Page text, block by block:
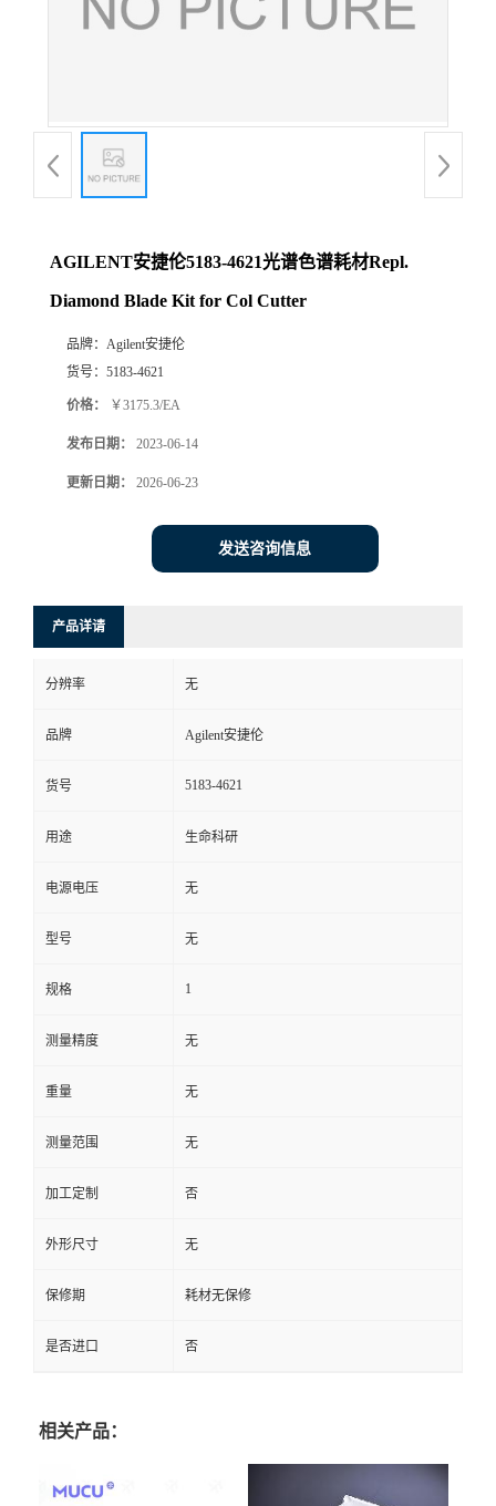
AGILENT安捷伦5183-4621光谱色谱耗材Repl.
Diamond Blade Kit for Col Cutter
品牌： Agilent安捷伦
货号： 5183-4621
价格： ￥3175.3/EA
发布日期： 2023-06-14
更新日期： 2026-06-23
发送咨询信息
产品详请
分辨率 无
品牌 Agilent安捷伦
货号 5183-4621
用途 生命科研
电源电压 无
型号 无
规格 1
测量精度 无
重量 无
测量范围 无
加工定制 否
外形尺寸 无
保修期 耗材无保修
是否进口 否
相关产品：